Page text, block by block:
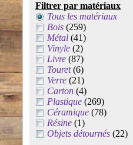
Filtrer par matériaux
Tous les matériaux
Bois (259)
Métal (41)
Vinyle (2)
Livre (87)
Touret(6)
Verre (21)
Carton (4)
Plastique (269)
Céramique (78)
Résine (1)
Objets détournés (22)